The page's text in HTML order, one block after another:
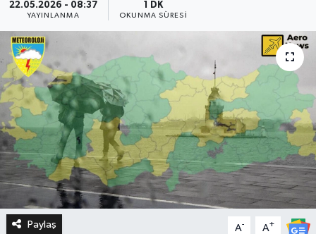
22.05.2026 - 08:37
YAYINLANMA
1 DK
OKUNMA SÜRESI
Paylaş A- A+